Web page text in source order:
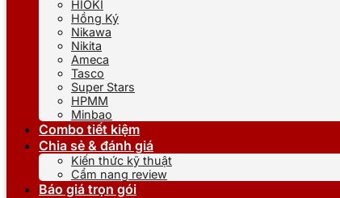
HIOKI
Hồng Ký
Nikawa
Nikita
Ameca
Tasco
Super Stars
HPMM
Minbao
Combo tiết kiệm
Chia sẻ & đánh giá
Kiến thức kỹ thuật
Cẩm nang review
Báo giá trọn gói